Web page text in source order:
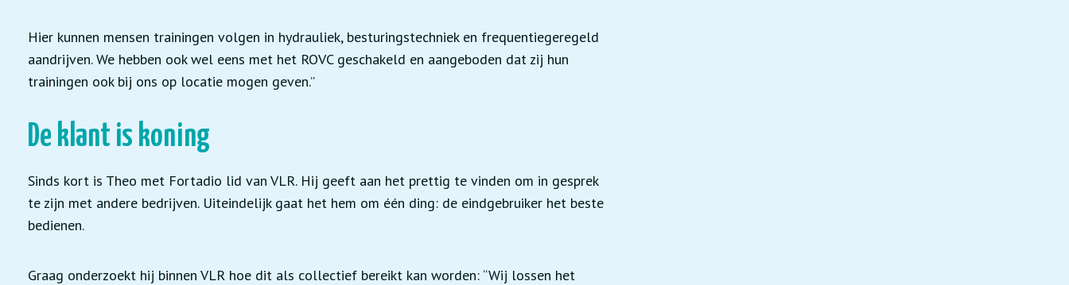
Hier kunnen mensen trainingen volgen in hydrauliek, besturingstechniek en frequentiegeregeld
aandrijven. We hebben ook wel eens met het ROVC geschakeld en aangeboden dat zij hun
trainingen ook bij ons op locatie mogen geven.”
De klant is koning
Sinds kort is Theo met Fortadio lid van VLR. Hij geeft aan het prettig te vinden om in gesprek
te zijn met andere bedrijven. Uiteindelijk gaat het hem om één ding: de eindgebruiker het beste
bedienen.
Graag onderzoekt hij binnen VLR hoe dit als collectief bereikt kan worden: “Wij lossen het